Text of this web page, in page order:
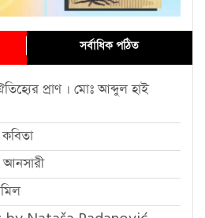
সর্বাধিক পঠিত
প্রাণ । মোঃ আব্দুল হাই
আনসারী